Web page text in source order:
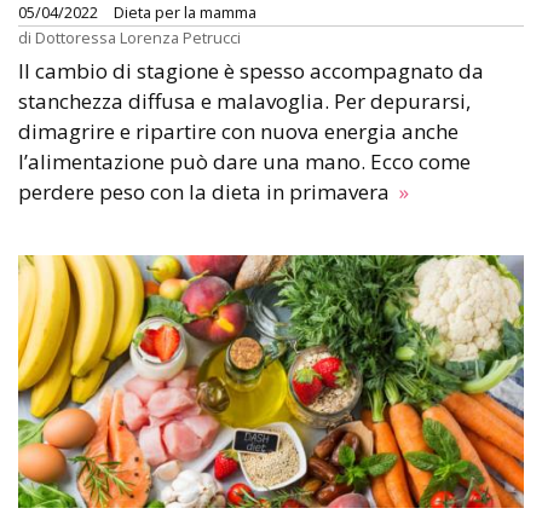
05/04/2022
Dieta per la mamma
di Dottoressa Lorenza Petrucci
Il cambio di stagione è spesso accompagnato da
stanchezza diffusa e malavoglia. Per depurarsi,
dimagrire e ripartire con nuova energia anche
l’alimentazione può dare una mano. Ecco come
perdere peso con la dieta in primavera »